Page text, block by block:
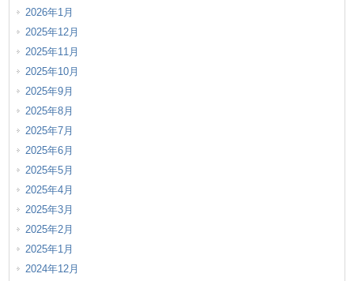
2026年1月
2025年12月
2025年11月
2025年10月
2025年9月
2025年8月
2025年7月
2025年6月
2025年5月
2025年4月
2025年3月
2025年2月
2025年1月
2024年12月